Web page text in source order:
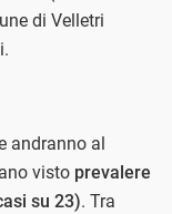
di Velletri
andranno al
visto prevalere
su 23). Tra